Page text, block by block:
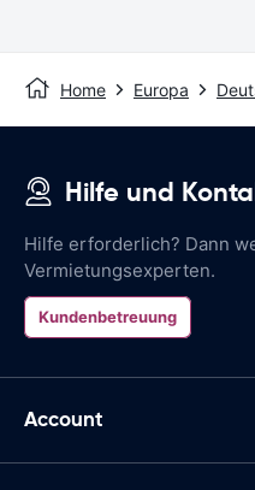
Home Europa
Hilfe und
Hilfe erforderlich? Dann
Vermietungsexperten.
Kundenbetreuung
Account